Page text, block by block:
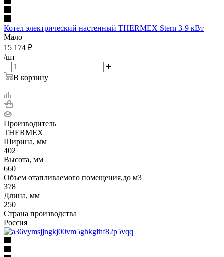
Котел электрический настенный THERMEX Stern 3-9 кВт
Мало
15 174 ₽
/шт
В корзину
Производитель
THERMEX
Ширина, мм
402
Высота, мм
660
Объем отапливаемого помещения,до м3
378
Длина, мм
250
Страна производства
Россия